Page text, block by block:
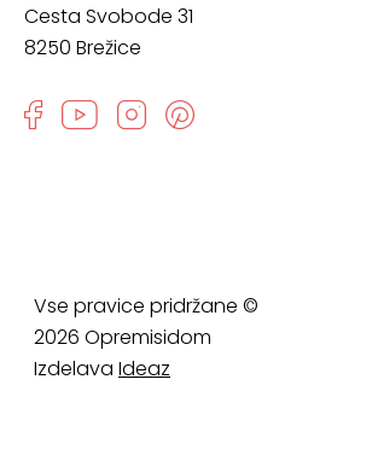
Cesta Svobode 31
8250 Brežice
Vse pravice pridržane ©
2026 Opremisidom
Izdelava Ideaz